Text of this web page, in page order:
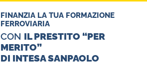
FINANZIA LA TUA FORMAZIONE
FERROVIARIA
CON IL PRESTITO “PER
MERITO”
DI INTESA SANPAOLO